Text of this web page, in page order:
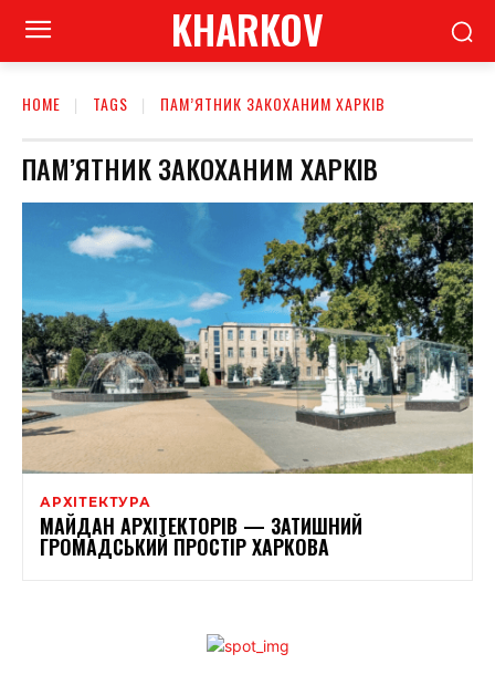
KHARKOV
HOME TAGS ПАМ’ЯТНИК ЗАКОХАНИМ ХАРКІВ
ПАМ’ЯТНИК ЗАКОХАНИМ ХАРКІВ
АРХІТЕКТУРА
МАЙДАН АРХІТЕКТОРІВ — ЗАТИШНИЙ
ГРОМАДСЬКИЙ ПРОСТІР ХАРКОВА